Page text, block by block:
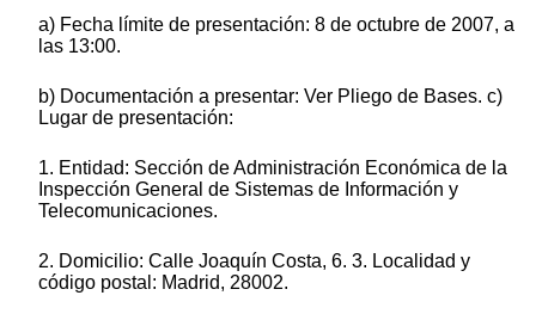
a) Fecha límite de presentación: 8 de octubre de 2007, a
las 13:00.
b) Documentación a presentar: Ver Pliego de Bases. c)
Lugar de presentación:
1. Entidad: Sección de Administración Económica de la
Inspección General de Sistemas de Información y
Telecomunicaciones.
2. Domicilio: Calle Joaquín Costa, 6. 3. Localidad y
código postal: Madrid, 28002.